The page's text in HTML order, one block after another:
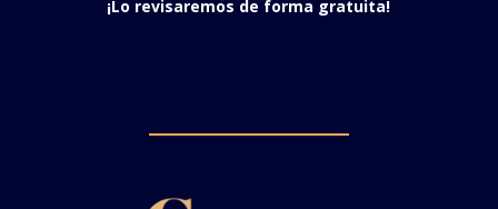
¡Lo revisaremos de forma gratuita!